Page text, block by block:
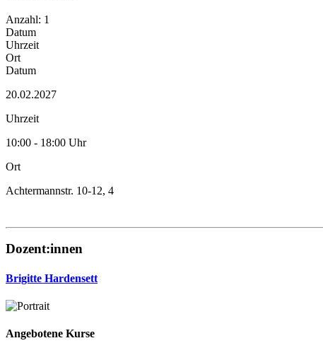
Anzahl: 1
Datum
Uhrzeit
Ort
Datum
20.02.2027
Uhrzeit
10:00 - 18:00 Uhr
Ort
Achtermannstr. 10-12, 4
Dozent:innen
Brigitte Hardensett
Angebotene Kurse